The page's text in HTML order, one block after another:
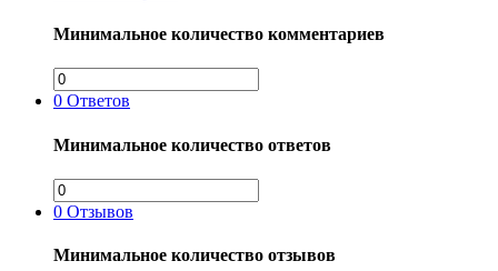
Минимальное количество комментариев
0 Ответов
Минимальное количество ответов
0 Отзывов
Минимальное количество отзывов